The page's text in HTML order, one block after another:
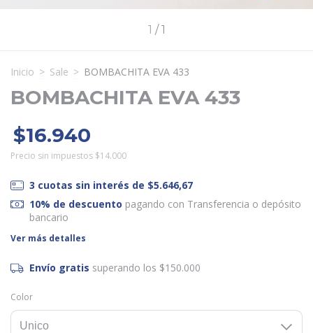
1 /1
Inicio > Sale > BOMBACHITA EVA 433
BOMBACHITA EVA 433
$16.940
Precio sin impuestos $14.000
3 cuotas sin interés de $5.646,67
10% de descuento pagando con Transferencia o depósito
bancario
Ver más detalles
Envío gratis superando los $150.000
Color